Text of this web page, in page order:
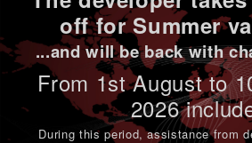
off for Summer
...and will be back with
From 1stAugust to
2026
During this period,assistance from